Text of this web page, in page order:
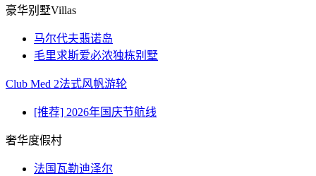
豪华别墅Villas
马尔代夫翡诺岛
毛里求斯爱必浓独栋别墅
Club Med 2法式风帆游轮
[推荐] 2026年国庆节航线
奢华度假村
法国瓦勒迪泽尔